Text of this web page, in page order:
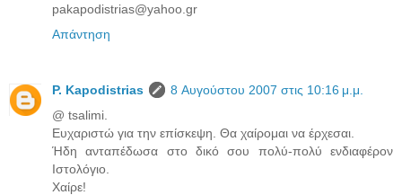
pakapodistrias@yahoo.gr
Απάντηση
P. Kapodistrias
8 Αυγούστου 2007 στις 10:16 μ.μ.
@ tsalimi.
Ευχαριστώ για την επίσκεψη. Θα χαίρομαι να έρχεσαι.
Ήδη ανταπέδωσα στο δικό σου πολύ-πολύ ενδιαφέρον
Ιστολόγιο.
Χαίρε!